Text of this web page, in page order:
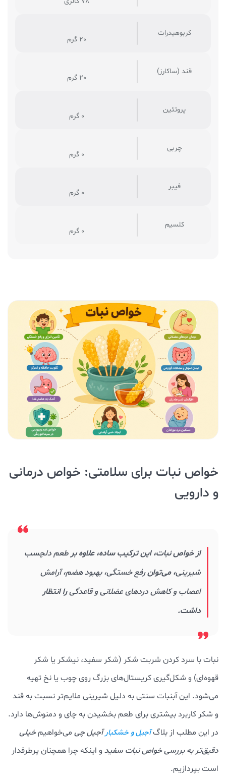
کربوهیدرات
20 گرم
قند (ساکارز)
20 گرم
پروتئین
0 گرم
چربی
0 گرم
فیبر
0 گرم
کلسیم
0 گرم
خواص نبات برای سلامتی: خواص درمانی
و دارویی
از خواص نبات، این ترکیب ساده، علاوه برطعم دلچسب
شیرینی، می‌توانرفع خستگی، بهبود هضم، آرامش
اعصاب و کاهش دردهای عضلانی و قاعدگیرا انتظار
داشت.
نبات با سرد کردن شربت شکر (شکر سفید، نیشکر یا شکر
قهوه‌ای) و شکل‌گیری کریستال‌های بزرگ روی چوب یا نخ تهیه
می‌شود. این آبنبات سنتی به دلیل شیرینی ملایم‌تر نسبت به قند
و شکر کاربرد بیشتری برای طعم بخشیدن به چای و دمنوش‌ها دارد.
در این مطلب از بلاگآجیل و خشکبارآجیل چی می‌خواهیمخیلی
دقیق‌تر به بررسی خواص نبات سفید و اینکه چرا همچنان پرطرفدار
است بپردازیم.